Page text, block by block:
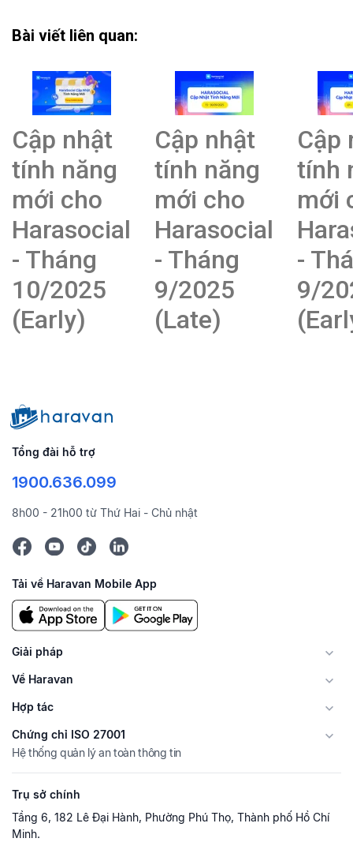
Bài viết liên quan:
Cập nhật
tính năng
mới cho
Harasocial
- Tháng
10/2025
(Early)
Cập nhật
tính năng
mới cho
Harasocial
- Tháng
9/2025
(Late)
Cập
tính
mới
-
9/
Tổng đài hỗ trợ
1900.636.099
8h00 - 21h00 từ Thứ Hai - Chủ nhật
Tải về Haravan Mobile App
Giải pháp
Về Haravan
Hợp tác
Chứng chỉ ISO 27001
Hệ thống quản lý an toàn thông tin
Trụ sở chính
Tầng 6, 182 Lê Đại Hành, Phường Phú Thọ, Thành phố Hồ Chí
Minh.